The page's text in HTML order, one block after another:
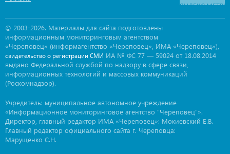
© 2003-2026. Материалы для сайта подготовлены
информационным мониторинговым агентством
«Череповец» (информагентство «Череповец», ИМА «Череповец»),
свидетельство о регистрации СМИ ИА № ФС 77 — 59024 от 18.08.2014
выдано Федеральной службой по надзору в сфере связи,
информационных технологий и массовых коммуникаций
(Роскомнадзор).
Учредитель: муниципальное автономное учреждение
«Информационное мониторинговое агентство "Череповец"».
Директор, главный редактор ИМА «Череповец»: Мокиевский Е.В.
Главный редактор официального сайта г. Череповца:
Марущенко С.Н.